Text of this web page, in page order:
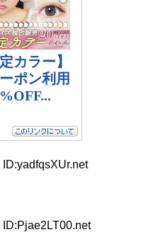
ID:yadfqsXUr.net
ID:Pjae2LT00.net